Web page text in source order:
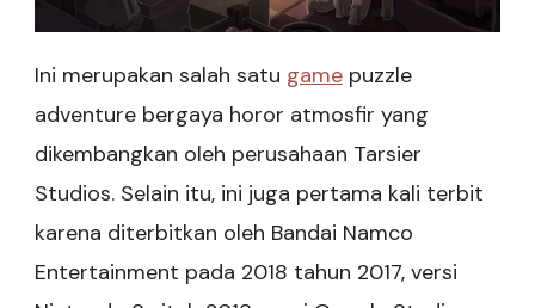
Ini merupakan salah satu game puzzle
adventure bergaya horor atmosfir yang
dikembangkan oleh perusahaan Tarsier
Studios. Selain itu, ini juga pertama kali terbit
karena diterbitkan oleh Bandai Namco
Entertainment pada 2018 tahun 2017, versi